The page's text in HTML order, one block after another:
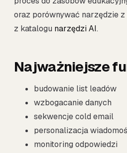
oraz porównywać narzędzie
z katalogu narzędzi AI.
Najważniejsze
budowanie list leadów
wzbogacanie danych
sekwencje cold email
personalizacja
monitoring odpowiedzi